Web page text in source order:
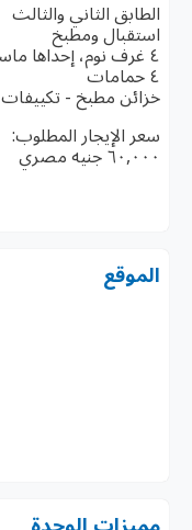
الطابق الثاني والثالث
استقبال ومطبخ
٤ غرف نوم، إحداها ماستر + غرفة خادمة
٤ حمامات
خزائن مطبخ - تكييفات
سعر الإيجار المطلوب:
٦٠,٠٠٠ جنيه مصري
الموقع